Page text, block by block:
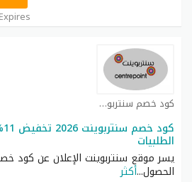
كود خصم سنتربوينت كوبون
الطلبيات
يسر موقع سنتربوينت الإعلان عن كود
الحصول...أكثر